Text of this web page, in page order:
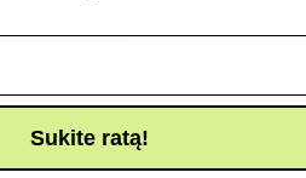
Sukite ratą!